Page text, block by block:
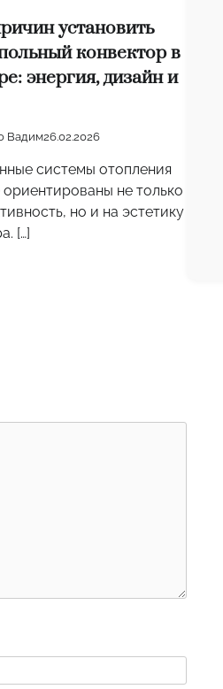
установить
конвектор в
энергия, дизайн и
Вадим26.02.2026
системы отопления
не только
но и на эстетику
[…]